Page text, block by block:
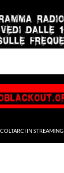
IN STREAMING